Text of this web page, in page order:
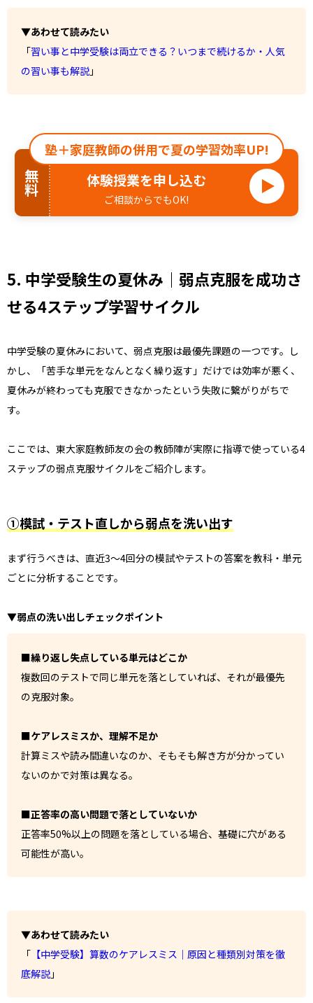
▼あわせて読みたい
「習い事と中学受験は両立できる？いつまで続けるか・人気
の習い事も解説 」
塾＋家庭教師の併用で夏の学習効率UP!
無料 体験授業を申し込む
ご相談からでもOK!
5. 中学受験生の夏休み｜弱点克服を成功さ
せる4ステップ学習サイクル
中学受験の夏休みにおいて、弱点克服は最優先課題の一つです。し
かし、「苦手な単元をなんとなく繰り返す」だけでは効率が悪く、
夏休みが終わっても克服できなかったという失敗に繋がりがちで
す。
ここでは、東大家庭教師友の会の教師陣が実際に指導で使っている4
ステップの弱点克服サイクルをご紹介します。
①模試・テスト直しから弱点を洗い出す
まず行うべきは、直近3〜4回分の模試やテストの答案を教科・単元
ごとに分析することです。
▼弱点の洗い出しチェックポイント
■繰り返し失点している単元はどこか
複数回のテストで同じ単元を落としていれば、それが最優先
の克服対象。
■ケアレスミスか、理解不足か
計算ミスや読み間違いなのか、そもそも解き方が分かってい
ないのかで対策は異なる。
■正答率の高い問題で落としていないか
正答率50%以上の問題を落としている場合、基礎に穴がある
可能性が高い。
▼あわせて読みたい
「 【中学受験】算数のケアレスミス｜原因と種類別対策を徹
底解説 」